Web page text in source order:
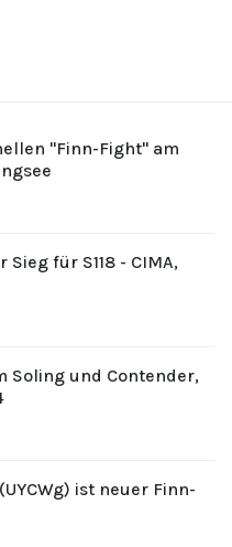
"Finn-Fight" am
für S118 - CIMA,
Soling und Contender,
ist neuer Finn-